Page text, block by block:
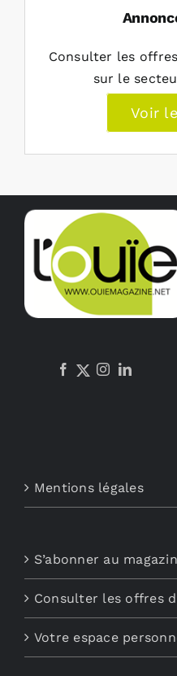
Consulter les
sur le
Voir
Mentions légales
S’abonner au
Consulter les offres
Votre espace